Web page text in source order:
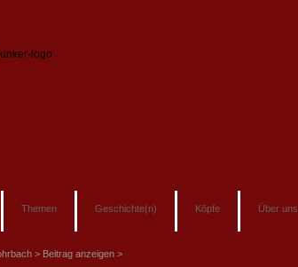
Themen Geschichte(n) Köpfe Über uns
Beitrag anzeigen